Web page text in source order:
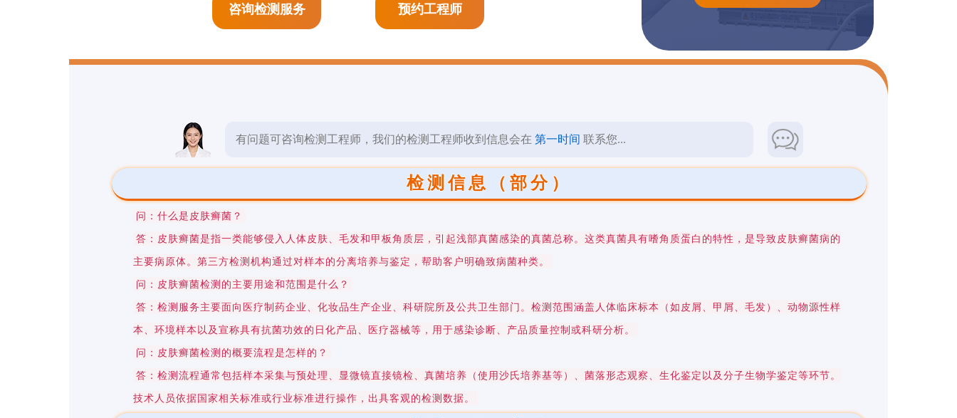
咨询检测服务 预约工程师
有问题可咨询检测工程师，我们的检测工程师收到信息会在第一时间 联系您...
检测信息（部分）
问：什么是皮肤癣菌？
答：皮肤癣菌是指一类能够侵入人体皮肤、毛发和甲板角质层，引起浅部真菌感染的真菌总称。这类真菌具有嗜角质蛋白的特性，是导致皮肤癣菌病的
主要病原体。第三方检测机构通过对样本的分离培养与鉴定，帮助客户明确致病菌种类。
问：皮肤癣菌检测的主要用途和范围是什么？
答：检测服务主要面向医疗制药企业、化妆品生产企业、科研院所及公共卫生部门。检测范围涵盖人体临床标本（如皮屑、甲屑、毛发）、动物源性样
本、环境样本以及宣称具有抗菌功效的日化产品、医疗器械等，用于感染诊断、产品质量控制或科研分析。
问：皮肤癣菌检测的概要流程是怎样的？
答：检测流程通常包括样本采集与预处理、显微镜直接镜检、真菌培养（使用沙氏培养基等）、菌落形态观察、生化鉴定以及分子生物学鉴定等环节。
技术人员依据国家相关标准或行业标准进行操作，出具客观的检测数据。